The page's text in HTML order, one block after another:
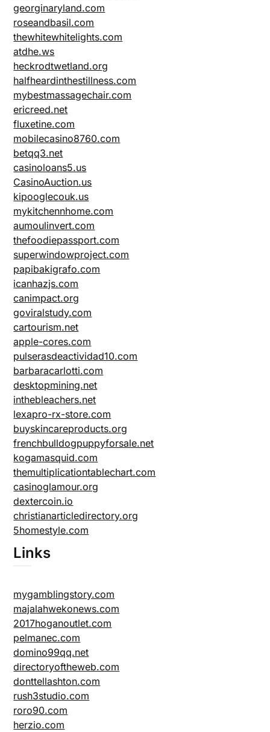
georginaryland.com
roseandbasil.com
thewhitewhitelights.com
atdhe.ws
heckrodtwetland.org
halfheardinthestillness.com
mybestmassagechair.com
ericreed.net
fluxetine.com
mobilecasino8760.com
betqq3.net
casinoloans5.us
CasinoAuction.us
kipooglecouk.us
mykitchennhome.com
aumoulinvert.com
thefoodiepassport.com
superwindowproject.com
papibakigrafo.com
icanhazjs.com
canimpact.org
goviralstudy.com
cartourism.net
apple-cores.com
pulserasdeactividad10.com
barbaracarlotti.com
desktopmining.net
inthebleachers.net
lexapro-rx-store.com
buyskincareproducts.org
frenchbulldogpuppyforsale.net
kogamasquid.com
themultiplicationtablechart.com
casinoglamour.org
dextercoin.io
christianarticledirectory.org
5homestyle.com
Links
mygamblingstory.com
majalahwekonews.com
2017hoganoutlet.com
pelmanec.com
domino99qq.net
directoryoftheweb.com
donttellashton.com
rush3studio.com
roro90.com
herzio.com